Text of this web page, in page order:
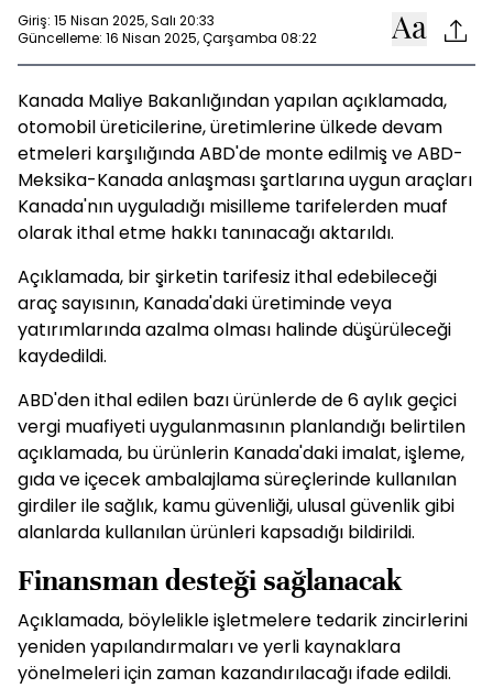
Giriş: 15 Nisan 2025, Salı 20:33
Güncelleme: 16 Nisan 2025, Çarşamba 08:22
Kanada Maliye Bakanlığından yapılan açıklamada,
otomobil üreticilerine, üretimlerine ülkede devam
etmeleri karşılığında ABD'de monte edilmiş ve ABD-
Meksika-Kanada anlaşması şartlarına uygun araçları
Kanada'nın uyguladığı misilleme tarifelerden muaf
olarak ithal etme hakkı tanınacağı aktarıldı.
Açıklamada, bir şirketin tarifesiz ithal edebileceği
araç sayısının, Kanada'daki üretiminde veya
yatırımlarında azalma olması halinde düşürüleceği
kaydedildi.
ABD'den ithal edilen bazı ürünlerde de 6 aylık geçici
vergi muafiyeti uygulanmasının planlandığı belirtilen
açıklamada, bu ürünlerin Kanada'daki imalat, işleme,
gıda ve içecek ambalajlama süreçlerinde kullanılan
girdiler ile sağlık, kamu güvenliği, ulusal güvenlik gibi
alanlarda kullanılan ürünleri kapsadığı bildirildi.
Finansman desteği sağlanacak
Açıklamada, böylelikle işletmelere tedarik zincirlerini
yeniden yapılandırmaları ve yerli kaynaklara
yönelmeleri için zaman kazandırılacağı ifade edildi.